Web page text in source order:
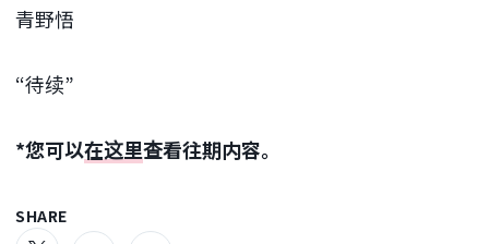
青野悟
“待续”
*您可以在这里查看往期内容。
SHARE